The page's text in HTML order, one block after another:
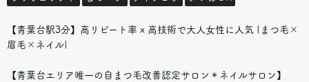
【青葉台駅3分】高リピート率 x 高技術で大人女性に人気 |まつ毛×
眉毛×ネイル|
【青葉台エリア唯一の自まつ毛改善認定サロン＊ネイルサロン】